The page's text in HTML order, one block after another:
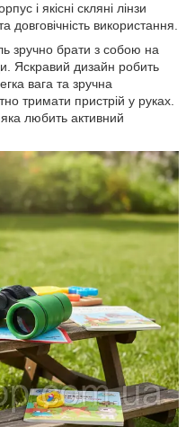
і якісні скляні лінзи
довговічність використання.
зручно брати з собою на
Яскравий дизайн робить
вага та зручна
тримати пристрій у руках.
любить активний